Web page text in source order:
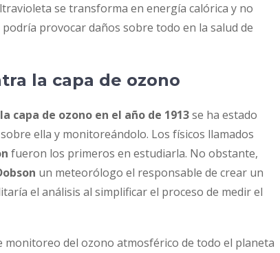
se transforma en energía calórica y no
provocar daños sobre todo en la salud de
la capa de ozono
capa de ozono en el año de 1913se ha estado
ella y monitoreándolo. Los físicos llamados
fueron los primeros en estudiarla. No obstante,
un meteorólogo el responsable de crear un
el análisis al simplificar el proceso de medir el
monitoreo del ozono atmosférico de todo el planeta